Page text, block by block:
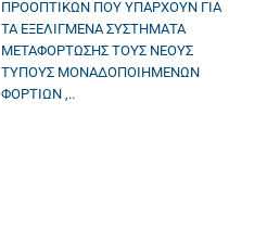
ΠΡΟΟΠΤΙΚΩΝ ΠΟΥ ΥΠΑΡΧΟΥΝ ΓΙΑ
ΤΑ ΕΞΕΛΙΓΜΕΝΑ ΣΥΣΤΗΜΑΤΑ
ΜΕΤΑΦΟΡΤΩΣΗΣ ΤΟΥΣ ΝΕΟΥΣ
ΤΥΠΟΥΣ ΜΟΝΑΔΟΠΟΙΗΜΕΝΩΝ
ΦΟΡΤΙΩΝ ,..